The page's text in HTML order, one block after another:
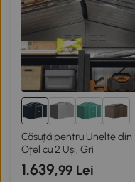
3+
Căsuță pentru Unelte din
Oțel cu 2 Uși, Gri
1.639,99 Lei